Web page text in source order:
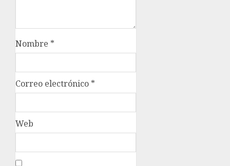
Nombre *
Correo electrónico *
Web